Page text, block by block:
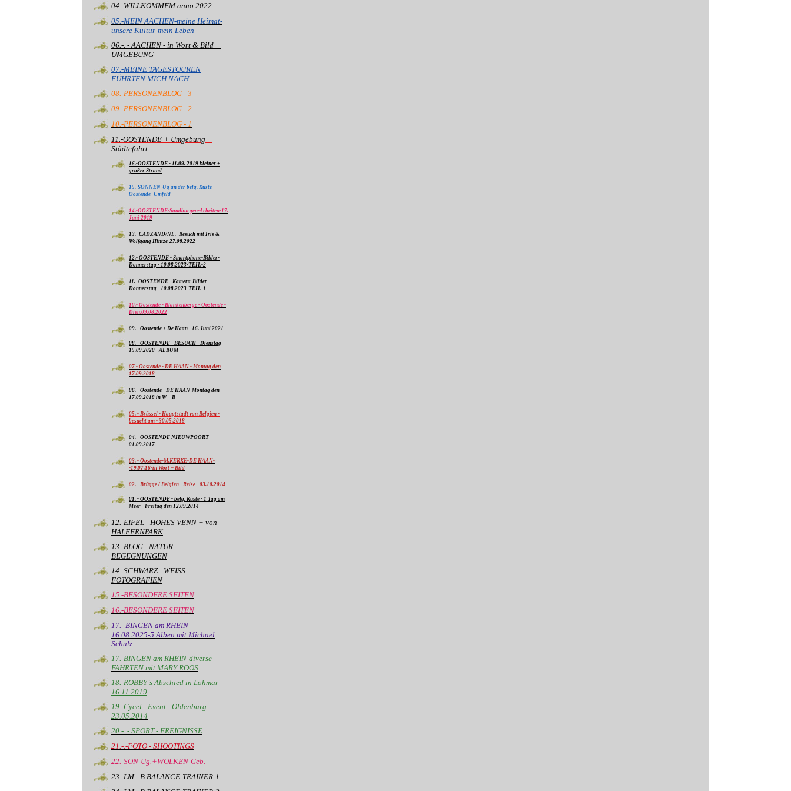
04.-WILLKOMMEM anno 2022
05.-MEIN AACHEN-meine Heimat-
unsere Kultur-mein Leben
06.-. - AACHEN - in Wort & Bild +
UMGEBUNG
07.-MEINE TAGESTOUREN
FÜHRTEN MICH NACH
08.-PERSONENBLOG - 3
09.-PERSONENBLOG - 2
10.-PERSONENBLOG - 1
11.-OOSTENDE + Umgebung +
Städtefahrt
16.-OOSTENDE - 11.09. 2019 kleiner +
großer Strand
15.-SONNEN-Ug an der belg. Küste-
Oostende+Umfeld
14.-OOSTENDE-Sandburgen-Arbeiten-17.
Juni 2019
13.- CADZAND/NL.- Besuch mit Iris &
Wolfgang Hintze-27.08.2022
12.- OOSTENDE - Smartphone-Bilder-
Donnerstag - 10.08.2023-TEIL-2
11.- OOSTENDE - Kamera-Bilder-
Donnerstag - 10.08.2023-TEIL-1
10.- Oostende - Blankenberge - Oostende -
Dien.09.08.2022
09. - Oostende + De Haan - 16. Juni 2021
08. - OOSTENDE - BESUCH - Dienstag
15.09.2020 - ALBUM
07 - Oostende - DE HAAN - Montag den
17.09.2018
06. - Oostende - DE HAAN-Montag den
17.09.2018 in W + B
05. - Brüssel - Hauptstadt von Belgien -
besucht am - 30.05.2018
04. - OOSTENDE NIEUWPOORT -
01.09.2017
03. - Oostende-M.KERKE-DE HAAN-
-19.07.16-in Wort + Bild
02. - Brügge / Belgien - Reise - 03.10.2014
01. - OOSTENDE - belg. Küste - 1 Tag am
Meer - Freitag den 12.09.2014
12.-EIFEL - HOHES VENN + von
HALFERNPARK
13.-BLOG - NATUR -
BEGEGNUNGEN
14.-SCHWARZ - WEISS -
FOTOGRAFIEN
15.-BESONDERE SEITEN
16.-BESONDERE SEITEN
17.- BINGEN am RHEIN-
16.08.2025-5 Alben mit Michael
Schulz
17.-BINGEN am RHEIN-diverse
FAHRTEN mit MARY ROOS
18.-ROBBY`s Abschied in Lohmar -
16.11.2019
19.-Cycel - Event - Oldenburg -
23.05.2014
20.-. - SPORT - EREIGNISSE
21.-.-FOTO - SHOOTINGS
22.-SON-Ug.+WOLKEN-Geb.
23.-LM - B.BALANCE-TRAINER-1